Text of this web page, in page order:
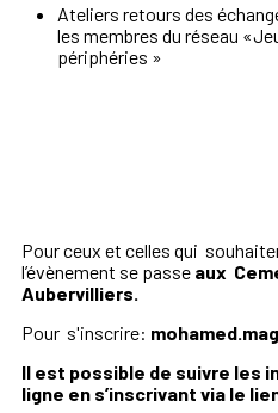
Ateliers retours des
les membres du réseau «
périphéries »
Pour ceux et celles qui
l’évènement se passe aux
Aubervilliers.
Pour s'inscrire:
Il est possible de suivre les
ligne en s’inscrivant via le